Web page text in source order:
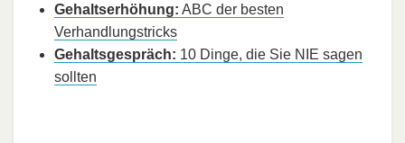
Gehaltserhöhung: ABC der besten
Verhandlungstricks
Gehaltsgespräch: 10 Dinge, die Sie NIE sagen
sollten